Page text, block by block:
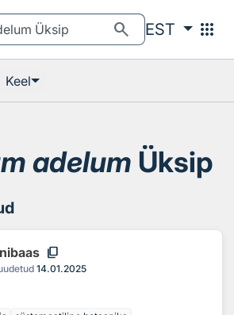
search EST apps
Keel
adelum Üksip
content_copy
14.01.2025